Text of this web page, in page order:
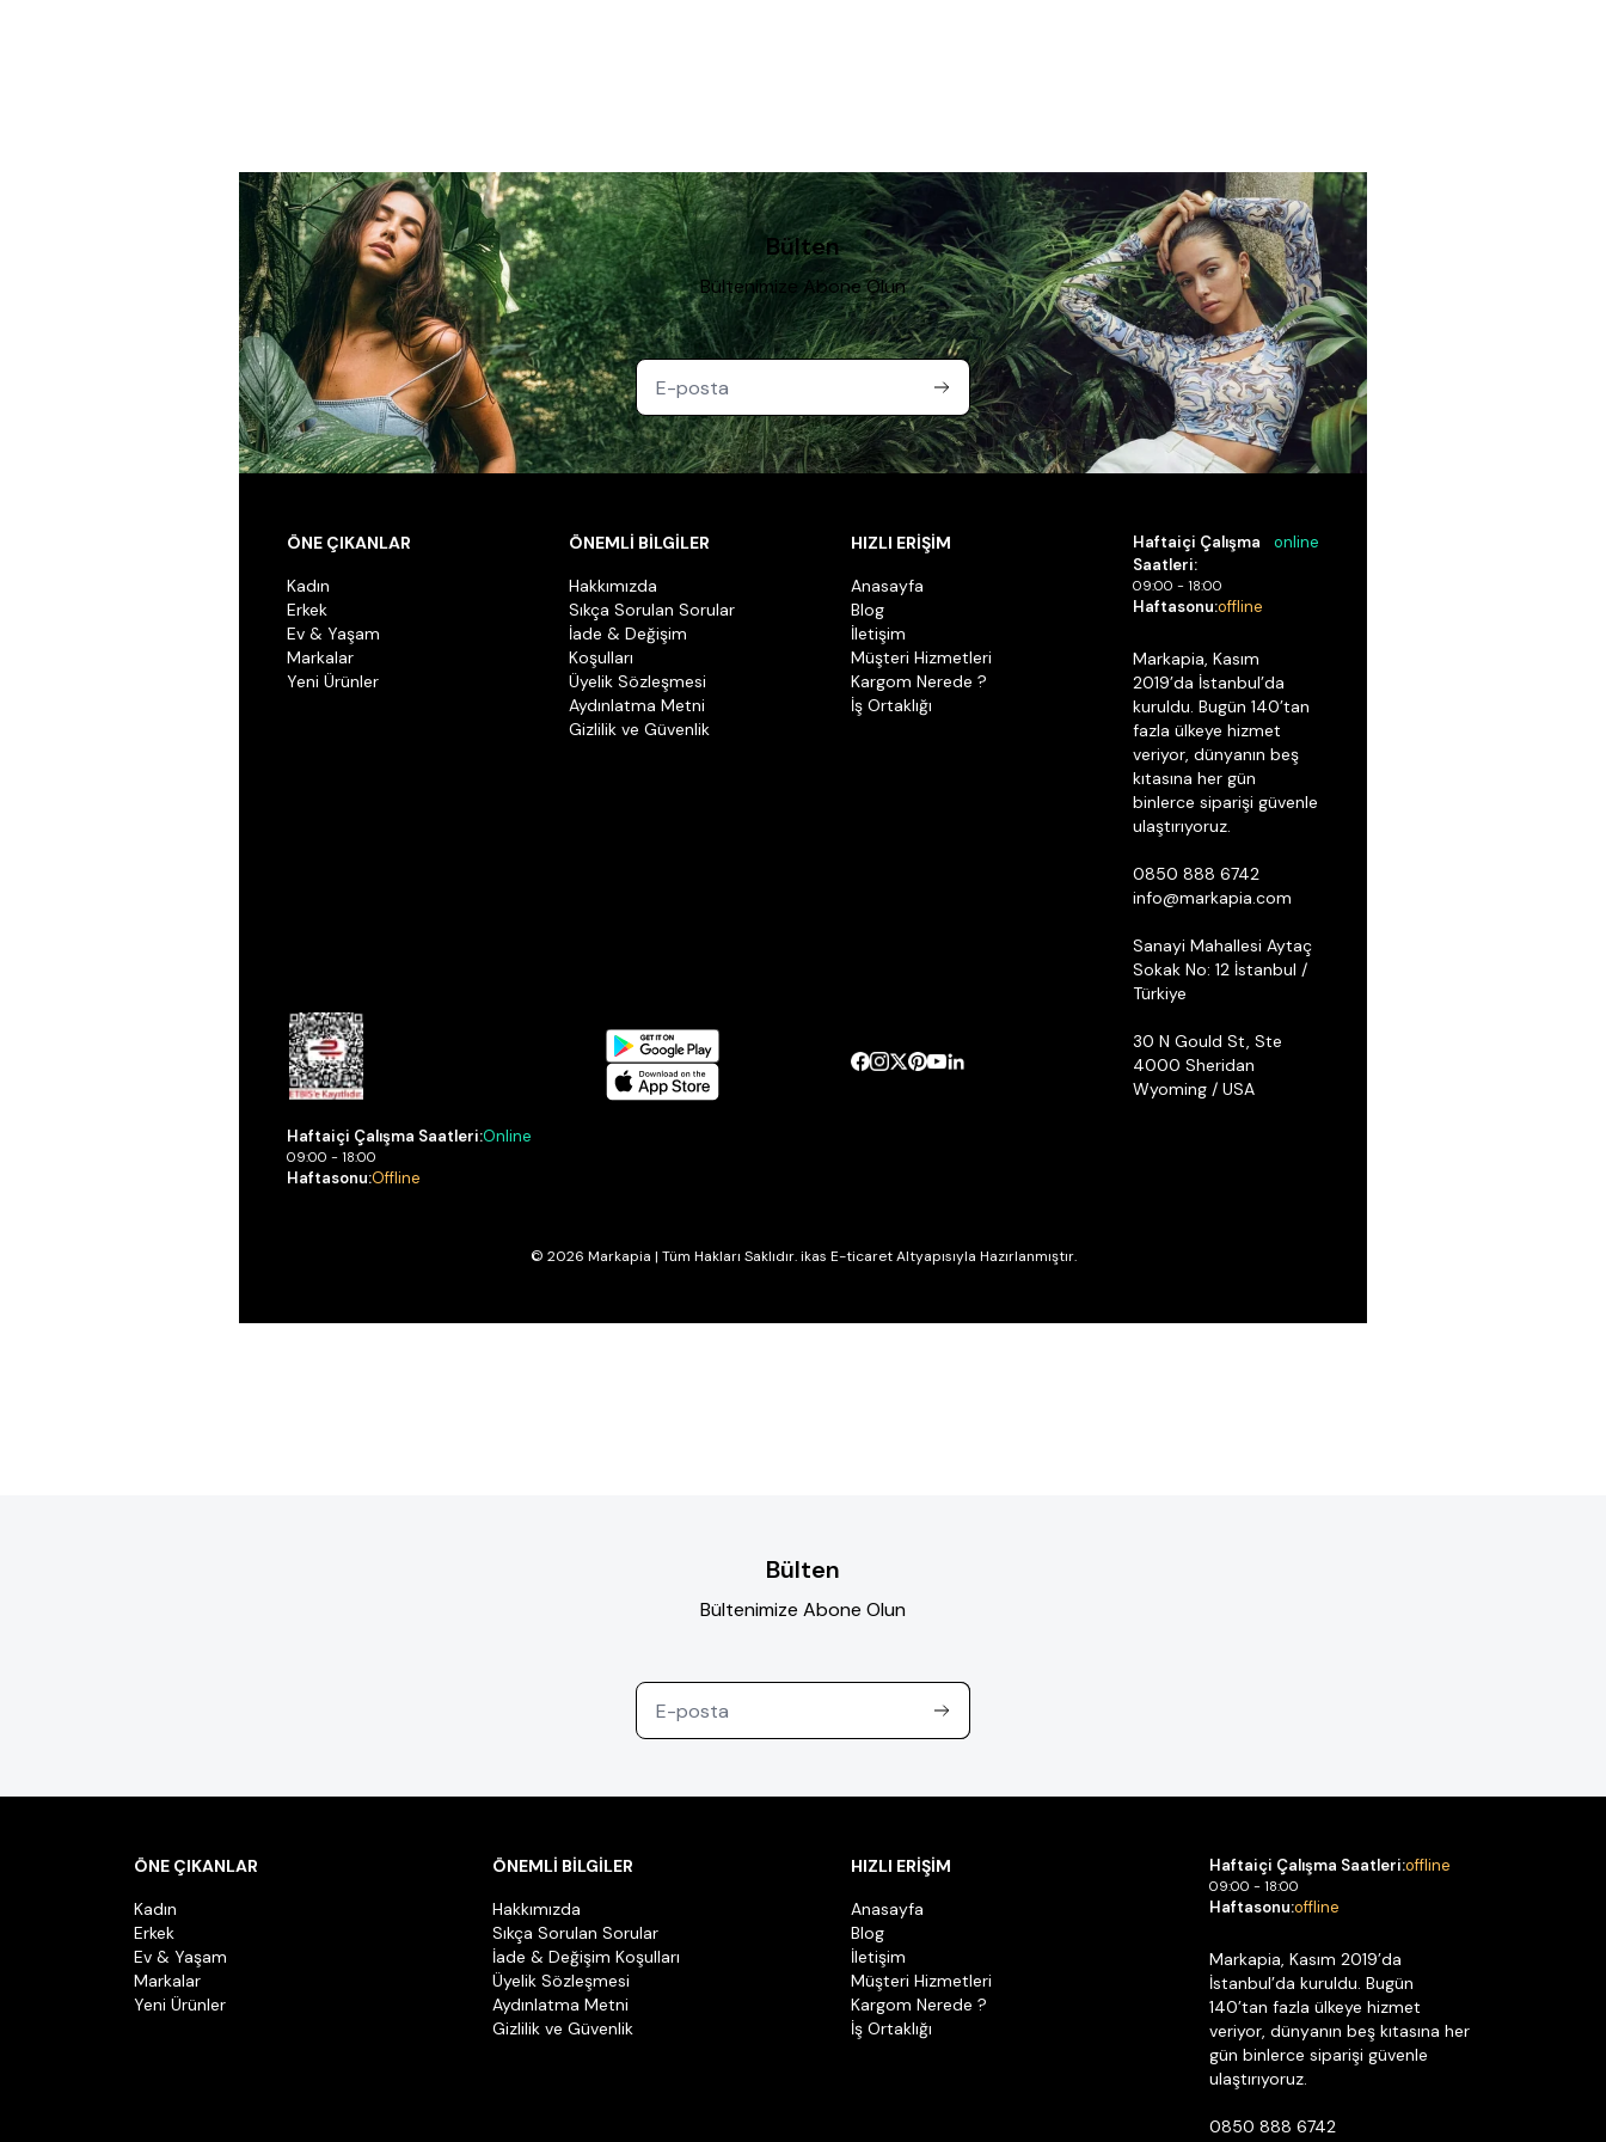
Bülten
Bültenimize Abone Olun
ÖNE ÇIKANLAR
Kadın
Erkek
Ev & Yaşam
Markalar
Yeni Ürünler
ÖNEMLİ BİLGİLER
Hakkımızda
Sıkça Sorulan Sorular
İade & Değişim
Koşulları
Üyelik Sözleşmesi
Aydınlatma Metni
Gizlilik ve Güvenlik
HIZLI ERİŞİM
Anasayfa
Blog
İletişim
Müşteri Hizmetleri
Kargom Nerede ?
İş Ortaklığı
Haftaiçi Çalışma
Saatleri:
online
09:00 - 18:00
Haftasonu:offline
Markapia, Kasım
2019’da İstanbul’da
kuruldu. Bugün 140’tan
fazla ülkeye hizmet
veriyor, dünyanın beş
kıtasına her gün
binlerce siparişi güvenle
ulaştırıyoruz.
0850 888 6742
info@markapia.com
Sanayi Mahallesi Aytaç
Sokak No: 12 İstanbul /
Türkiye
30 N Gould St, Ste
4000 Sheridan
Wyoming / USA
Haftaiçi Çalışma Saatleri:Online
09:00 - 18:00
Haftasonu:Offline
© 2026 Markapia | Tüm Hakları Saklıdır. ikas E-ticaret Altyapısıyla Hazırlanmıştır.
Bülten
Bültenimize Abone Olun
ÖNE ÇIKANLAR
Kadın
Erkek
Ev & Yaşam
Markalar
Yeni Ürünler
ÖNEMLİ BİLGİLER
Hakkımızda
Sıkça Sorulan Sorular
İade & Değişim Koşulları
Üyelik Sözleşmesi
Aydınlatma Metni
Gizlilik ve Güvenlik
HIZLI ERİŞİM
Anasayfa
Blog
İletişim
Müşteri Hizmetleri
Kargom Nerede ?
İş Ortaklığı
Haftaiçi Çalışma Saatleri:offline
09:00 - 18:00
Haftasonu:offline
Markapia, Kasım 2019’da
İstanbul’da kuruldu. Bugün
140’tan fazla ülkeye hizmet
veriyor, dünyanın beş kıtasına her
gün binlerce siparişi güvenle
ulaştırıyoruz.
0850 888 6742